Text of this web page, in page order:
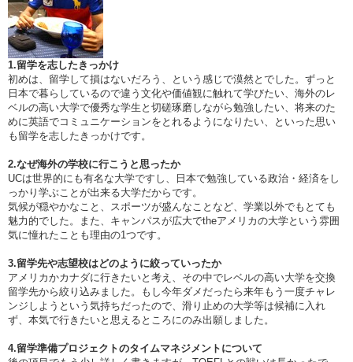
1.留学を志したきっかけ
初めは、留学して損はないだろう、という感じで漠然とでした。ずっと
日本で暮らしているので違う文化や価値観に触れて学びたい、海外のレ
ベルの高い大学で優秀な学生と切磋琢磨しながら勉強したい、将来のた
めに英語でコミュニケーションをとれるようになりたい、といった思い
も留学を志したきっかけです。
2.なぜ海外の学校に行こうと思ったか
UCは世界的にも有名な大学ですし、日本で勉強している政治・経済をし
っかり学ぶことが出来る大学だからです。
気候が穏やかなこと、スポーツが盛んなことなど、学業以外でもとても
魅力的でした。また、キャンパスが広大でtheアメリカの大学という雰囲
気に憧れたことも理由の1つです。
3.留学先や志望校はどのように絞っていったか
アメリカかカナダに行きたいと考え、その中でレベルの高い大学を交換
留学先から絞り込みました。もし今年ダメだったら来年もう一度チャレ
ンジしようという気持ちだったので、滑り止めの大学等は候補に入れ
ず、本気で行きたいと思えるところにのみ出願しました。
4.留学準備プロジェクトのタイムマネジメントについて